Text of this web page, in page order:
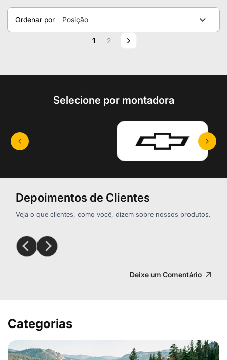
Ordenar por
Posição
Página
Você esta lendo a pagina
1 Página
2 Página
Próximo
Selecione por montadora
Depoimentos de Clientes
Veja o que clientes, como você, dizem sobre nossos produtos.
Deixe um Comentário
Categorias